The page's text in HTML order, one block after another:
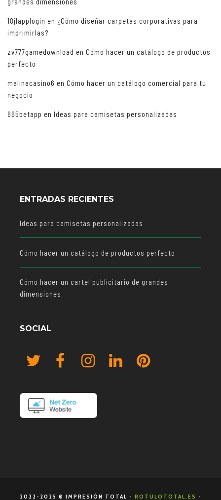
18jlapplogin en ¿Cómo diseñar carpetas corporativas para
imprimirlas?
zv777gamedownload en Cómo hacer un catálogo de productos
perfecto
malinacasino6 en Cómo hacer un catálogo comercial para tu
negocio
665betapp en Ideas para camisetas personalizadas
ENTRADAS RECIENTES
Ideas para camisetas personalizadas
Cómo hacer un catálogo de productos perfecto
Cómo hacer un cartel publicitario de grandes
dimensiones
SOCIAL
2022-2025 ® IMPRESIÓN TOTAL - ROTULOTOTAL.ES -